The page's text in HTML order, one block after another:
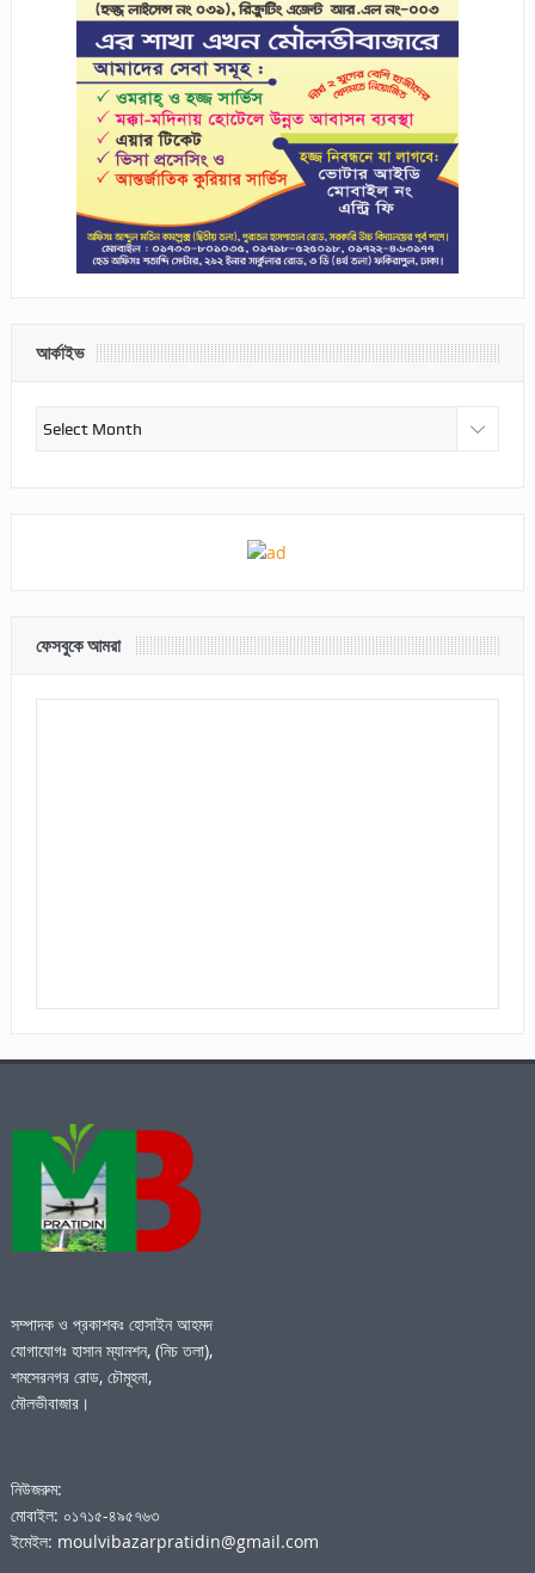
আর্কাইভ
আর্কাইভ
ফেসবুকে আমরা
সম্পাদক ও প্রকাশকঃ হোসাইন আহমদ
যোগাযোগঃ হাসান ম্যানশন, (নিচ তলা),
শমসেরনগর রোড, চৌমূহনা,
মৌলভীবাজার।
নিউজরুম:
মোবাইল: ০১৭১৫-৪৯৫৭৬৩
ইমেইল: moulvibazarpratidin@gmail.com